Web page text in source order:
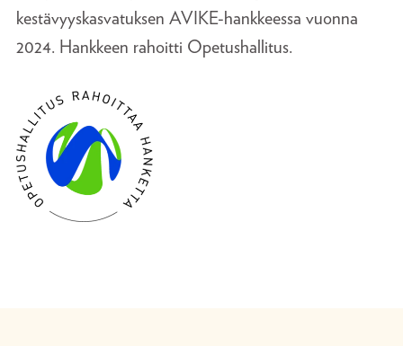
kestävyyskasvatuksen AVIKE-hankkeessa vuonna
2024. Hankkeen rahoitti Opetushallitus.